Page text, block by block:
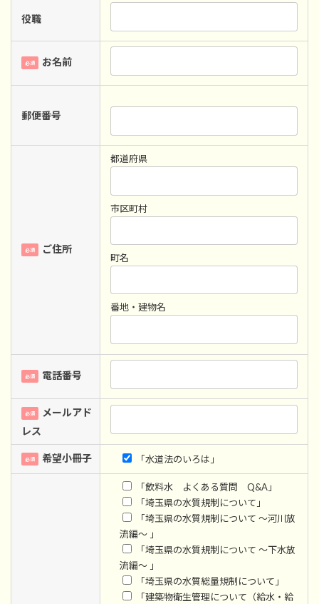
役職
必須 お名前
郵便番号
必須 ご住所
都道府県
市区町村
町名
番地・建物名
必須 電話番号
必須
メールアド
レス
必須 希望小冊子 「水道法のいろは」
「飲料水 よくある質問 Q&A」
「埼玉県の水質規制について」
「埼玉県の水質規制について ～河川放
流編～ 」
「埼玉県の水質規制について ～下水放
流編～ 」
「埼玉県の水質総量規制について」
「建築物衛生管理について（給水・給